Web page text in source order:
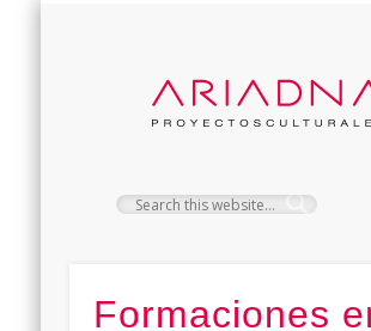
Formaciones